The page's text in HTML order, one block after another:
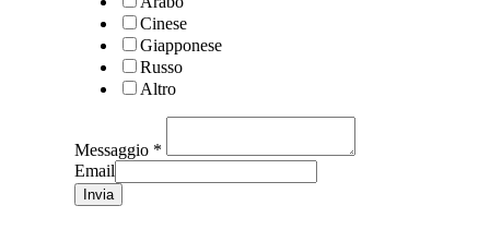
Cinese
Giapponese
Russo
Altro
Messaggio *
Email
Invia